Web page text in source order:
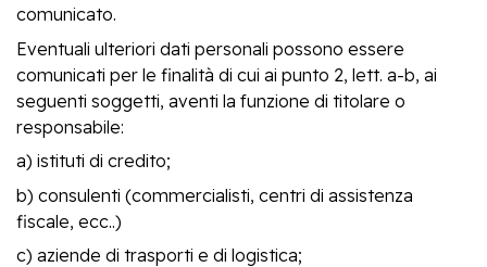
comunicato.
Eventuali ulteriori dati personali possono essere
comunicati per le finalità di cui ai punto 2, lett. a-b, ai
seguenti soggetti, aventi la funzione di titolare o
responsabile:
a) istituti di credito;
b) consulenti (commercialisti, centri di assistenza
fiscale, ecc..)
c) aziende di trasporti e di logistica;